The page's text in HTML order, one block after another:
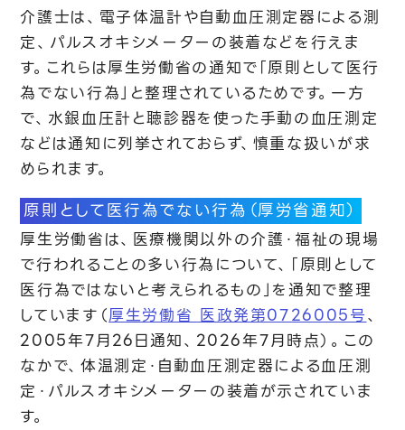
介護士は、電子体温計や自動血圧測定器による測
定、パルスオキシメーターの装着などを行えま
す。これらは厚生労働省の通知で「原則として医行
為でない行為」と整理されているためです。一方
で、水銀血圧計と聴診器を使った手動の血圧測定
などは通知に列挙されておらず、慎重な扱いが求
められます。
原則として医行為でない行為（厚労省通知）
厚生労働省は、医療機関以外の介護・福祉の現場
で行われることの多い行為について、「原則として
医行為ではないと考えられるもの」を通知で整理
しています（厚生労働省 医政発第0726005号、
2005年7月26日通知、2026年7月時点）。この
なかで、体温測定・自動血圧測定器による血圧測
定・パルスオキシメーターの装着が示されていま
す。